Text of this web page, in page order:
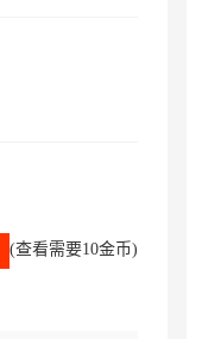
(查看需要10金币)